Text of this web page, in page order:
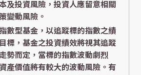
及投資風險，投資人應留意相關
變動風險。
數型基金，以追蹤標的指數之績
標，基金之投資績效將視其追蹤
勢而定，當標的指數波動劇烈
產價值將有較大的波動風險。有